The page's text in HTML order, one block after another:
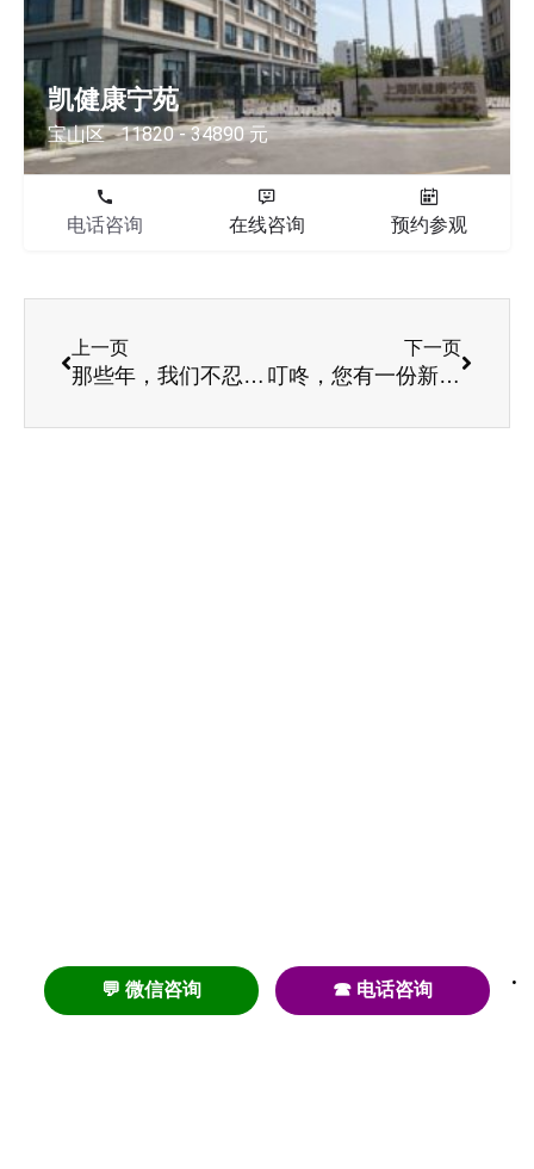
凯健康宁苑
宝山区 11820 - 34890 元
电话咨询 在线咨询 预约参观
上一页
那些年，我们不忍错过的瞬间
下一页
叮咚，您有一份新鲜出炉的家规待查收
💬 微信咨询 ☎ 电话咨询